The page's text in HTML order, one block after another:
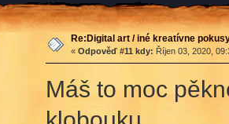
Re:Digital art / iné kreatívne
« Odpověď #11 kdy: Říjen 03, 2020,
Máš to moc